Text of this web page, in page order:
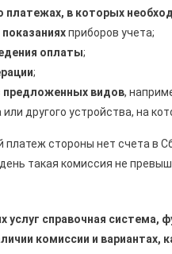
платежах, в которых
приборов учета;
оплаты;
;
предложенных видов,
другого устройства, на
стороны нет счета в
такая комиссия не
услуг справочная
комиссии и вариантах,